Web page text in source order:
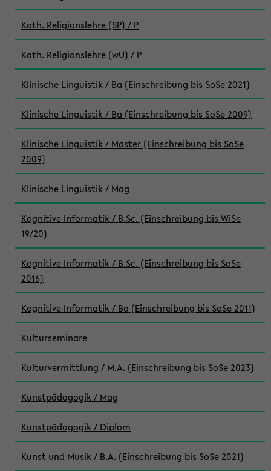
Kath. Religionslehre (SP) / P
Kath. Religionslehre (wU) / P
Klinische Linguistik / Ba (Einschreibung bis SoSe 2021)
Klinische Linguistik / Ba (Einschreibung bis SoSe 2009)
Klinische Linguistik / Master (Einschreibung bis SoSe
2009)
Klinische Linguistik / Mag
Kognitive Informatik / B.Sc. (Einschreibung bis WiSe
19/20)
Kognitive Informatik / B.Sc. (Einschreibung bis SoSe
2016)
Kognitive Informatik / Ba (Einschreibung bis SoSe 2011)
Kulturseminare
Kulturvermittlung / M.A. (Einschreibung bis SoSe 2023)
Kunstpädagogik / Mag
Kunstpädagogik / Diplom
Kunst und Musik / B.A. (Einschreibung bis SoSe 2021)